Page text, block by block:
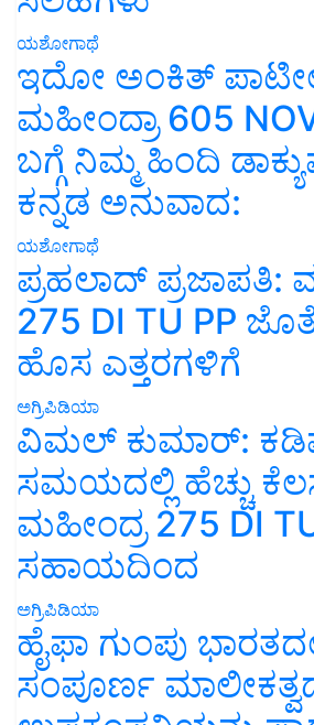
ಯಶೋಗಾಥೆ
ಇದೋ ಅಂಕಿತ್
ಮಹೀಂದ್ರಾ 605
ಬಗ್ಗೆ ನಿಮ್ಮ ಹಿಂದಿ
ಕನ್ನಡ ಅನುವಾದ:
ಯಶೋಗಾಥೆ
ಪ್ರಹಲಾದ್ ಪ್ರಜಾಪತಿ:
275 DI TU PP
ಹೊಸ ಎತ್ತರಗಳಿಗೆ
ಅಗ್ರಿಪಿಡಿಯಾ
ವಿಮಲ್ ಕುಮಾರ್:
ಸಮಯದಲ್ಲಿ ಹೆಚ್ಚು
ಮಹೀಂದ್ರ 275 DI
ಸಹಾಯದಿಂದ
ಅಗ್ರಿಪಿಡಿಯಾ
ಹೈಫಾ ಗುಂಪು
ಸಂಪೂರ್ಣ